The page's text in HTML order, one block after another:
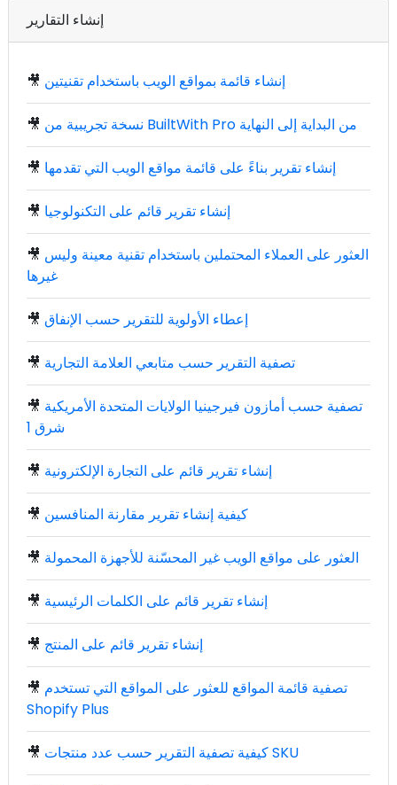
إنشاء التقارير
🎥 إنشاء قائمة بمواقع الويب باستخدام تقنيتين
🎥 نسخة تجريبية من BuiltWith Pro من البداية إلى النهاية
🎥 إنشاء تقرير بناءً على قائمة مواقع الويب التي تقدمها
🎥 إنشاء تقرير قائم على التكنولوجيا
🎥 العثور على العملاء المحتملين باستخدام تقنية معينة وليس
غيرها
🎥 إعطاء الأولوية للتقرير حسب الإنفاق
🎥 تصفية التقرير حسب متابعي العلامة التجارية
🎥 تصفية حسب أمازون فيرجينيا الولايات المتحدة الأمريكية
شرق 1
🎥 إنشاء تقرير قائم على التجارة الإلكترونية
🎥 كيفية إنشاء تقرير مقارنة المنافسين
🎥 العثور على مواقع الويب غير المحسّنة للأجهزة المحمولة
🎥 إنشاء تقرير قائم على الكلمات الرئيسية
🎥 إنشاء تقرير قائم على المنتج
🎥 تصفية قائمة المواقع للعثور على المواقع التي تستخدم
Shopify Plus
🎥 كيفية تصفية التقرير حسب عدد منتجات SKU